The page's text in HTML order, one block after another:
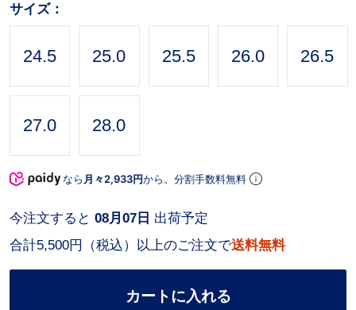
サイズ：
24.5 25.0 25.5 26.0 26.5
27.0 28.0
なら 月々2,933円から。分割手数料無料
合計5,500円（税込）以上のご注文で送料無料
今注文すると 08月07日 出荷予定
カートに入れる